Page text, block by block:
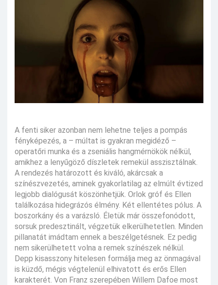
A fenti siker azonban nem lehetne teljes a pompás
fényképezés, a – múltat is gyakran megidéző –
operatőri munka és a zseniális hangmérnökök nélkül,
amikhez a lenyűgöző díszletek remekül asszisztálnak.
A rendezés határozott és kiváló, akárcsak a
színészvezetés, aminek gyakorlatilag az elmúlt évtized
legjobb dialógusát köszönhetjük. Orlok gróf és Ellen
találkozása hidegrázós élmény. Két ellentétes pólus. A
boszorkány és a varázsló. Életük már összefonódott,
sorsuk predesztinált, végzetük elkerülhetetlen. Minden
pillanatát imádtam ennek a beszélgetésnek. Ez pedig
nem sikerülhetett volna a remek színészek nélkül.
Depp kisasszony hitelesen formálja meg az önmagával
is küzdő, mégis végtelenül elhivatott és erős Ellen
karakterét. Von Franz szerepében Willem Dafoe most